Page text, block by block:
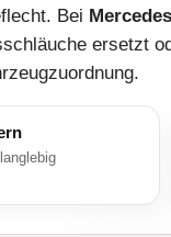
Bei
ersetzt